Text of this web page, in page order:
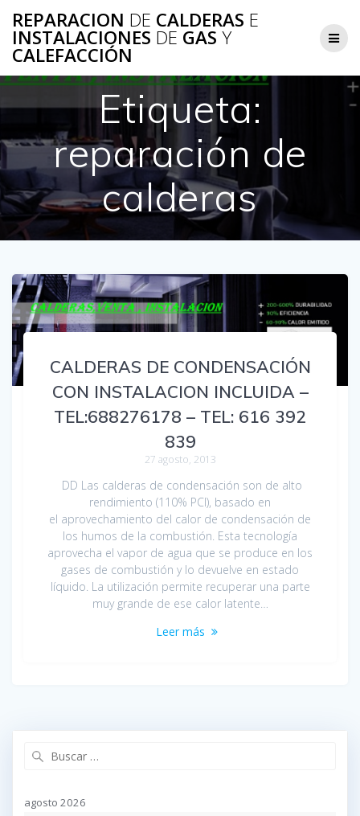
al
contenido
REPARACION DE CALDERAS E
INSTALACIONES DE GAS Y
CALEFACCIÓN
Etiqueta:
reparación de
calderas
CALDERAS DE CONDENSACIÓN
CON INSTALACION INCLUIDA –
TEL:688276178 – TEL: 616 392
839
27 agosto, 2013
DD Las calderas de condensación son de alto
rendimiento (110% PCI), basado en
el aprovechamiento del calor de condensación de
los humos de la combustión. Esta tecnología
aprovecha el vapor de agua que se produce en los
gases de combustión y lo devuelve en estado
líquido. La utilización permite recuperar una parte
muy grande de ese calor latente…
Leer más
agosto 2026